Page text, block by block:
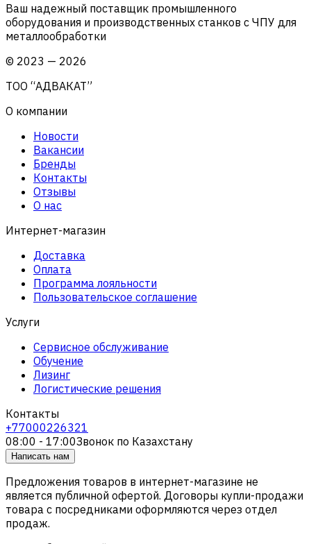
Ваш надежный поставщик промышленного
оборудования и производственных станков с ЧПУ для
металлообработки
© 2023 — 2026
ТОО “АДВАКАТ”
О компании
Новости
Вакансии
Бренды
Контакты
Отзывы
О нас
Интернет-магазин
Доставка
Оплата
Программа лояльности
Пользовательское соглашение
Услуги
Сервисное обслуживание
Обучение
Лизинг
Логистические решения
Контакты
+77000226321
08:00 - 17:00Звонок по Казахстану
Написать нам
Предложения товаров в интернет-магазине не
является публичной офертой. Договоры купли-продажи
товара с посредниками оформляются через отдел
продаж.